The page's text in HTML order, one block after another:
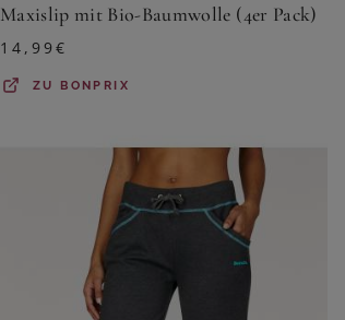
Maxislip mit Bio-Baumwolle (4er Pack)
14,99€
ZU BONPRIX